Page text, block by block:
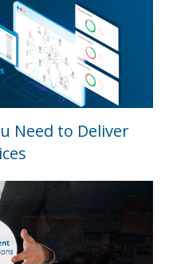
Need to Deliver